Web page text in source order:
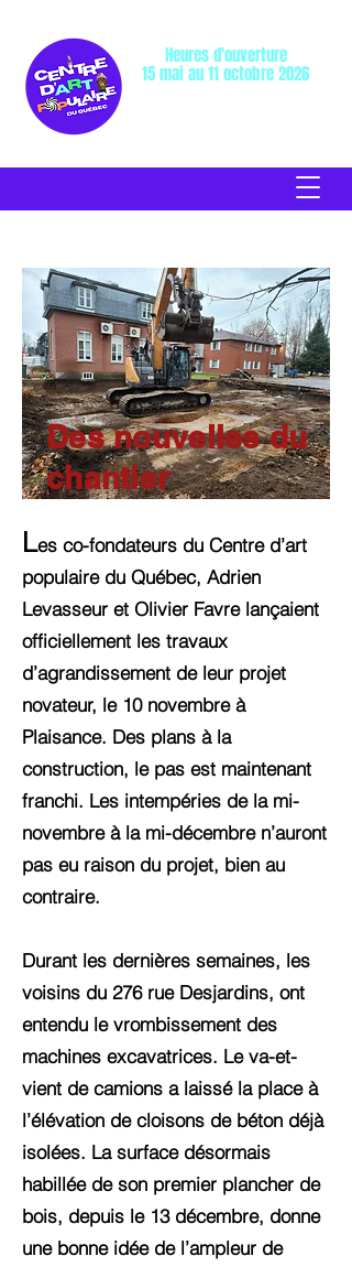
Heures d'ouverture
15 mai au 11 octobre 2026
Des nouvelles du
chantier
Les co-fondateurs du Centre d’art
populaire du Québec, Adrien
Levasseur et Olivier Favre lançaient
officiellement les travaux
d’agrandissement de leur projet
novateur, le 10 novembre à
Plaisance. Des plans à la
construction, le pas est maintenant
franchi. Les intempéries de la mi-
novembre à la mi-décembre n’auront
pas eu raison du projet, bien au
contraire.
Durant les dernières semaines, les
voisins du 276 rue Desjardins, ont
entendu le vrombissement des
machines excavatrices. Le va-et-
vient de camions a laissé la place à
l’élévation de cloisons de béton déjà
isolées. La surface désormais
habillée de son premier plancher de
bois, depuis le 13 décembre, donne
une bonne idée de l’ampleur de